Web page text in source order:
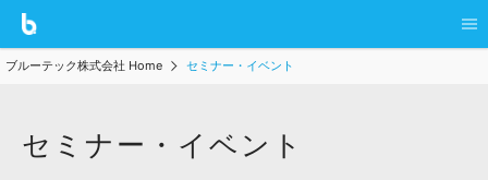
ブルーテック株式会社 Home セミナー・イベント
セミナー・イベント